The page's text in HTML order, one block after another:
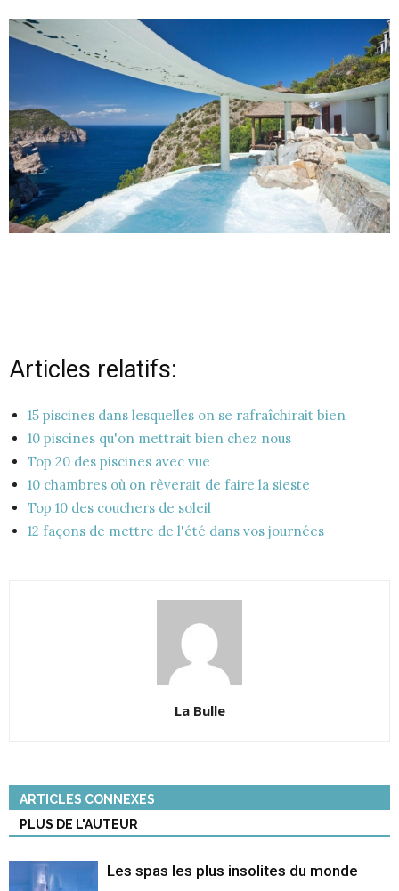
Articles relatifs:
15 piscines dans lesquelles on se rafraîchirait bien
10 piscines qu'on mettrait bien chez nous
Top 20 des piscines avec vue
10 chambres où on rêverait de faire la sieste
Top 10 des couchers de soleil
12 façons de mettre de l'été dans vos journées
La Bulle
ARTICLES CONNEXES
PLUS DE L'AUTEUR
Les spas les plus insolites du monde